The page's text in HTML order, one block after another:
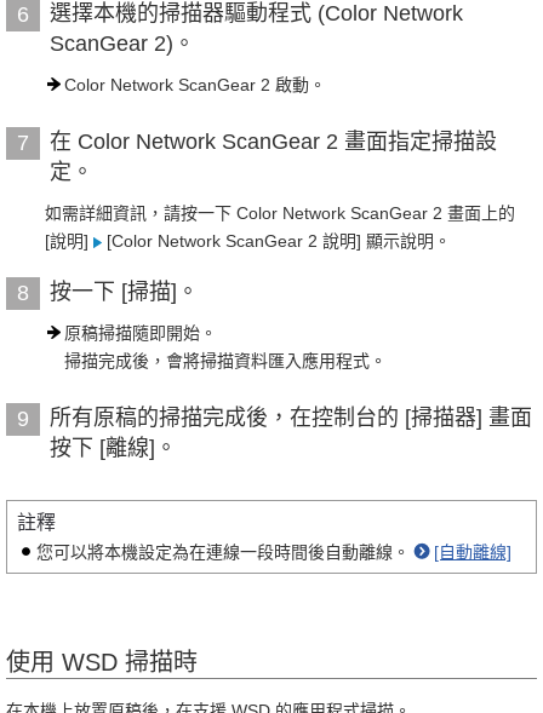
6
選擇本機的掃描器驅動程式 (Color Network
ScanGear 2)。
Color Network ScanGear 2 啟動。
7
在 Color Network ScanGear 2 畫面指定掃描設
定。
如需詳細資訊，請按一下 Color Network ScanGear 2 畫面上的
[說明]
[Color Network ScanGear 2 說明] 顯示說明。
8 按一下 [掃描]。
原稿掃描隨即開始。
掃描完成後，會將掃描資料匯入應用程式。
9
所有原稿的掃描完成後，在控制台的 [掃描器] 畫面
按下 [離線]。
註釋
您可以將本機設定為在連線一段時間後自動離線。 [自動離線]
使用 WSD 掃描時